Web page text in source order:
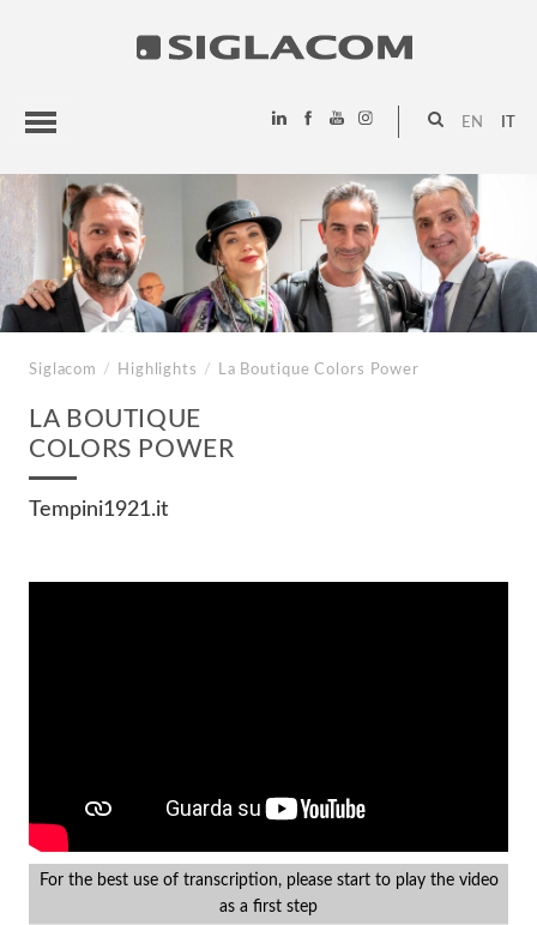
EN
HIGHLIGHTS
PROGETTI
SIGLACOM
Siglacom / Highlights / La Boutique Colors Power
LA BOUTIQUE
COLORS POWER
Tempini1921.it
For the best use of transcription, please start to play the video
as a first step